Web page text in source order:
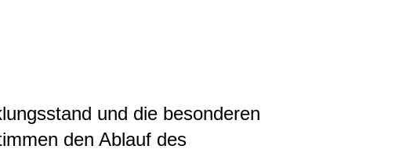
und die besonderen
den Ablauf des